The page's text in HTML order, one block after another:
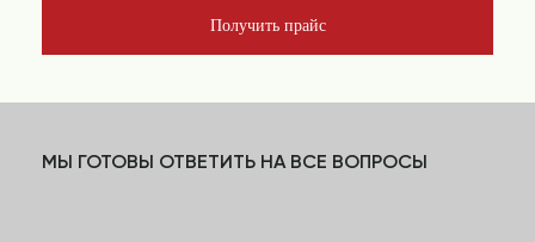
Получить прайс
МЫ ГОТОВЫ ОТВЕТИТЬ НА ВСЕ ВОПРОСЫ